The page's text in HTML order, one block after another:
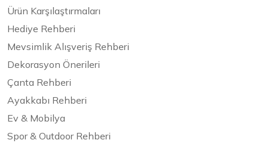
Ürün Karşılaştırmaları
Hediye Rehberi
Mevsimlik Alışveriş Rehberi
Dekorasyon Önerileri
Çanta Rehberi
Ayakkabı Rehberi
Ev & Mobilya
Spor & Outdoor Rehberi